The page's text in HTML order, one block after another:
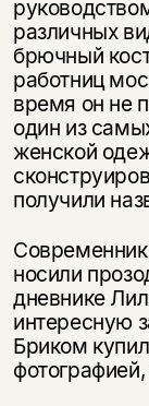
различных
брючный
работниц
время он не
один из
женской
получили
носили
дневнике
интересную
Бриком